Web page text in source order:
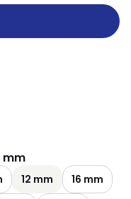
mm
12 mm
16 mm